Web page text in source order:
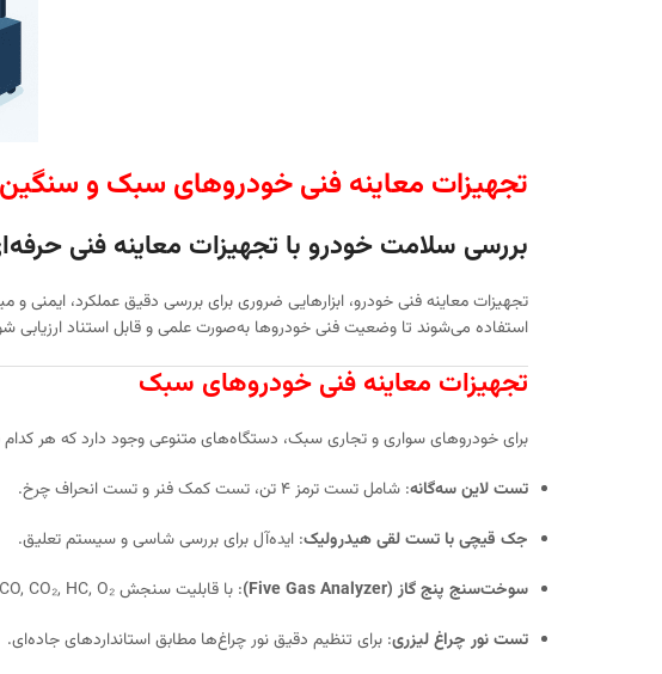
تجهیزات معاینه فنی خودروهای سبک و
بررسی سلامت خودرو با تجهیزات معاینه فنی
تجهیزات معاینه فنی خودرو، ابزارهایی ضروری برای بررسی دقیق عملکرد،
استفاده می‌شوند تا وضعیت فنی خودروها به‌صورت علمی و قابل استناد ارزیابی
تجهیزات معاینه فنی خودروهای سبک
برای خودروهای سواری و تجاری سبک، دستگاه‌های متنوعی وجود دارد که هر
تست لاین سه‌گانه: شامل تست ترمز ۴ تن، تست کمک فنر و تست انحراف چرخ.
جک قیچی با تست لقی هیدرولیک: ایده‌آل برای بررسی شاسی و سیستم تعلیق.
سوخت‌سنج پنج گاز (Five Gas Analyzer)
: با قابلیت سنجش CO, CO₂, HC, O₂ و NOx همراه با سنسور دور موتور.
تست نور چراغ لیزری: برای تنظیم دقیق نور چراغ‌ها مطابق استانداردهای جاده‌ای.